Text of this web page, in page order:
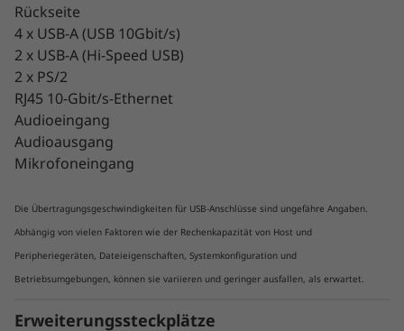
Geben Sie Ihrer nächsten professionellen
Workstation den ultimativen
Produktivitätsschub und konfigurieren Sie sie
mit dem derzeit schnellsten Workstation-
Prozessor auf dem Markt. Die geballte 64-
Kern-Power mit 128 Threads des AMD Ryzen™
Threadripper™ PRO 3995WX Prozessors
sprengt die Leistungsgrenzen der stärksten
selbst Dual-Socket-Systeme.
Mit beeindruckenden Basistaktraten von bis zu
4,0 GHz und bis zu 4,3 GHz Boost-Taktrate
führende Leistung bei Single- wie Multi-Thread-
Rückseite
4 x USB-A (USB 10Gbit/s)
2 x USB-A (Hi-Speed USB)
2 x PS/2
RJ45 10-Gbit/s-Ethernet
Audioeingang
Audioausgang
Mikrofoneingang
Die Übertragungsgeschwindigkeiten für USB-Anschlüsse sind ungefähre Angaben.
Abhängig von vielen Faktoren wie der Rechenkapazität von Host und
Peripheriegeräten, Dateieigenschaften, Systemkonfiguration und
Betriebsumgebungen, können sie variieren und geringer ausfallen, als erwartet.
Erweiterungssteckplätze